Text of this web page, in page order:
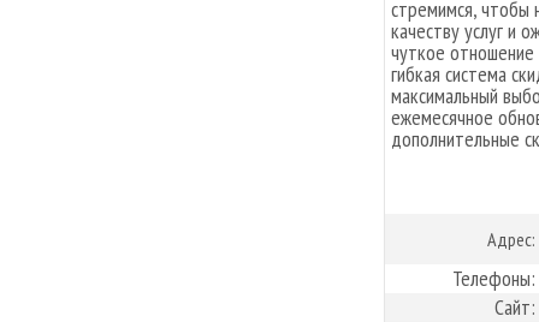
стремимся, чтобы
качеству услуг и
чуткое
гибкая система
максимальный
ежемесячное
дополнительные
Адрес:
Телефоны:
Сайт: